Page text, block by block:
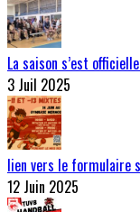
La saison s’est
3 Juil 2025
lien vers le formulaire
12 Juin 2025